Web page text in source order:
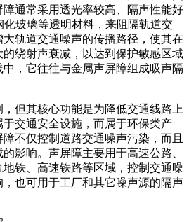
通常采用透光率较高、隔声性能好
化玻璃等透明材料，来阻隔轨道交
轨道交通噪声的传播路径，使其在
绕射声衰减，以达到保护敏感区域
，它往往与金属声屏障组成吸声隔
但其核心功能是为降低交通线路上
交通安全设施，而属于环保类产
不仅控制道路交通噪声污染，而且
影响。声屏障主要用于高速公路、
铁、高速铁路等区域，控制交通噪
也可用于工厂和其它噪声源的隔声